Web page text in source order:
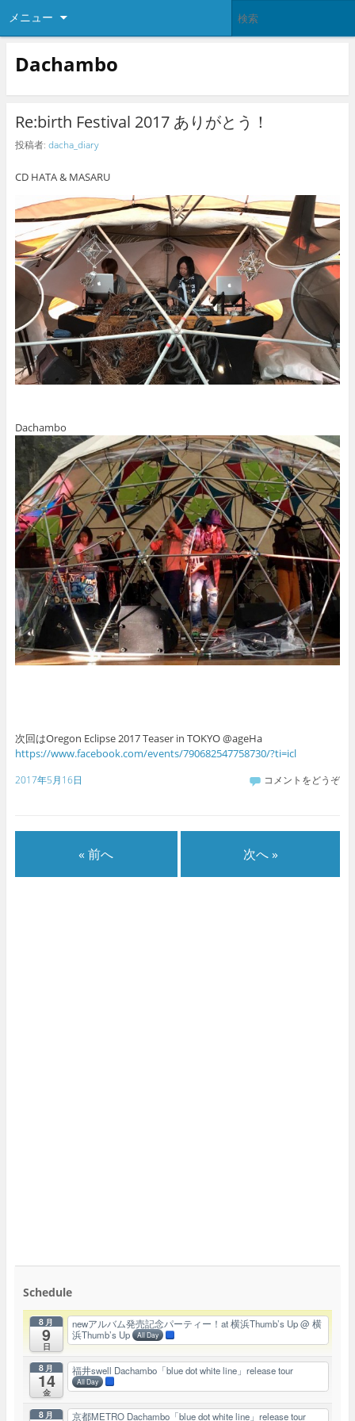
メニュー
Dachambo
Re:birth Festival 2017 ありがとう！
投稿者: dacha_diary
CD HATA & MASARU
Dachambo
次回はOregon Eclipse 2017 Teaser in TOKYO @ageHa
https://www.facebook.com/events/790682547758730/?ti=icl
2017年5月16日 コメントをどうぞ
« 前へ 次へ »
Schedule
8月
9
日
newアルバム発売記念パーティー！at 横浜Thumb’s Up@ 横
浜Thumb’s Up
All Day
8月
14
金
福井swell Dachambo「blue dot white line」release tour
All Day
8月 京都METRO Dachambo「blue dot white line」release tour